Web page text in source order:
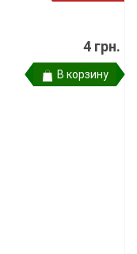
4 грн.
В корзину